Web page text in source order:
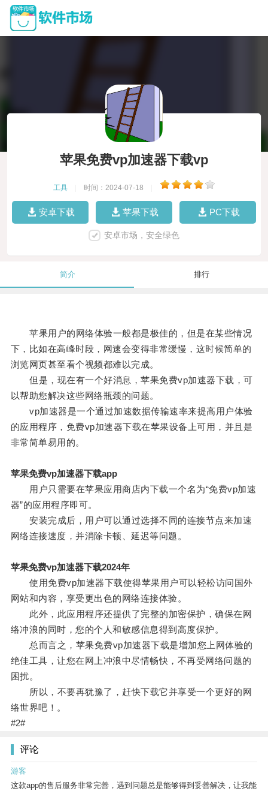
苹果免费vp加速器下载vp
工具 时间：2024-07-18
安卓下载 苹果下载 PC下载
安卓市场，安全绿色
简介 排行
苹果用户的网络体验一般都是极佳的，但是在某些情况
下，比如在高峰时段，网速会变得非常缓慢，这时候简单的
浏览网页甚至看个视频都难以完成。
但是，现在有一个好消息，苹果免费vp加速器下载，可
以帮助您解决这些网络瓶颈的问题。
vp加速器是一个通过加速数据传输速率来提高用户体验
的应用程序，免费vp加速器下载在苹果设备上可用，并且是
非常简单易用的。
苹果免费vp加速器下载app
用户只需要在苹果应用商店内下载一个名为“免费vp加速
器”的应用程序即可。
安装完成后，用户可以通过选择不同的连接节点来加速
网络连接速度，并消除卡顿、延迟等问题。
苹果免费vp加速器下载2024年
使用免费vp加速器下载使得苹果用户可以轻松访问国外
网站和内容，享受更出色的网络连接体验。
此外，此应用程序还提供了完整的加密保护，确保在网
络冲浪的同时，您的个人和敏感信息得到高度保护。
总而言之，苹果免费vp加速器下载是增加您上网体验的
绝佳工具，让您在网上冲浪中尽情畅快，不再受网络问题的
困扰。
所以，不要再犹豫了，赶快下载它并享受一个更好的网
络世界吧！。
#2#
评论
游客
这款app的售后服务非常完善，遇到问题总是能够得到妥善解决，让我能